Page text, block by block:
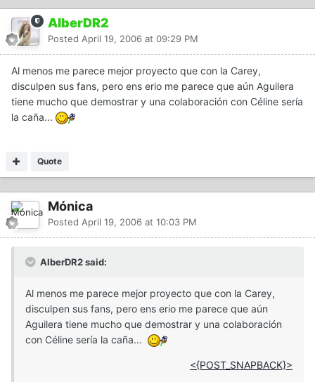
AlberDR2
Posted April 19, 2006 at 09:29 PM
Al menos me parece mejor proyecto que con la Carey,
disculpen sus fans, pero ens erio me parece que aún Aguilera
tiene mucho que demostrar y una colaboración con Céline sería
la caña...
Quote
Mónica
Posted April 19, 2006 at 10:03 PM
AlberDR2 said:
Al menos me parece mejor proyecto que con la Carey,
disculpen sus fans, pero ens erio me parece que aún
Aguilera tiene mucho que demostrar y una colaboración
con Céline sería la caña...
<{POST_SNAPBACK}>